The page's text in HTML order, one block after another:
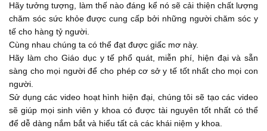
...
00:45
infection.
...
00:51
while small population can have it due to fungal disease.
...
There are some pre disposing factors that make it more
likely that you get sinusitis
Hãy tưởng tượng, làm thế nào đáng kể nó sẽ cải thiện chất lượng
chăm sóc sức khỏe được cung cấp bởi những người chăm sóc y
tế cho hàng tỷ người.
Cùng nhau chúng ta có thể đạt được giấc mơ này.
Hãy làm cho Giáo dục y tế phổ quát, miễn phí, hiện đại và sẵn
sàng cho mọi người để cho phép cơ sở y tế tốt nhất cho mọi con
người.
Sử dụng các video hoạt hình hiện đại, chúng tôi sẽ tạo các video
sẽ giúp mọi sinh viên y khoa có được tài nguyên tốt nhất có thể
để dễ dàng nắm bắt và hiểu tất cả các khái niệm y khoa.